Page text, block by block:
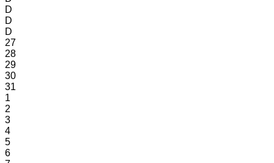
D
D
D
27
28
29
30
31
1
2
3
4
5
6